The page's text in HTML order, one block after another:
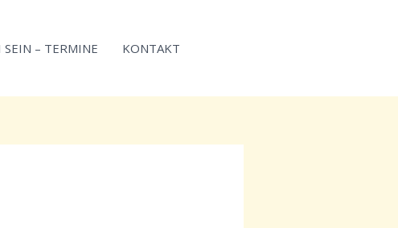
SEIN – TERMINE KONTAKT